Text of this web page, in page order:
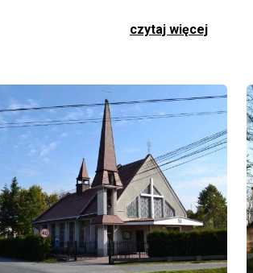
czytaj więcej